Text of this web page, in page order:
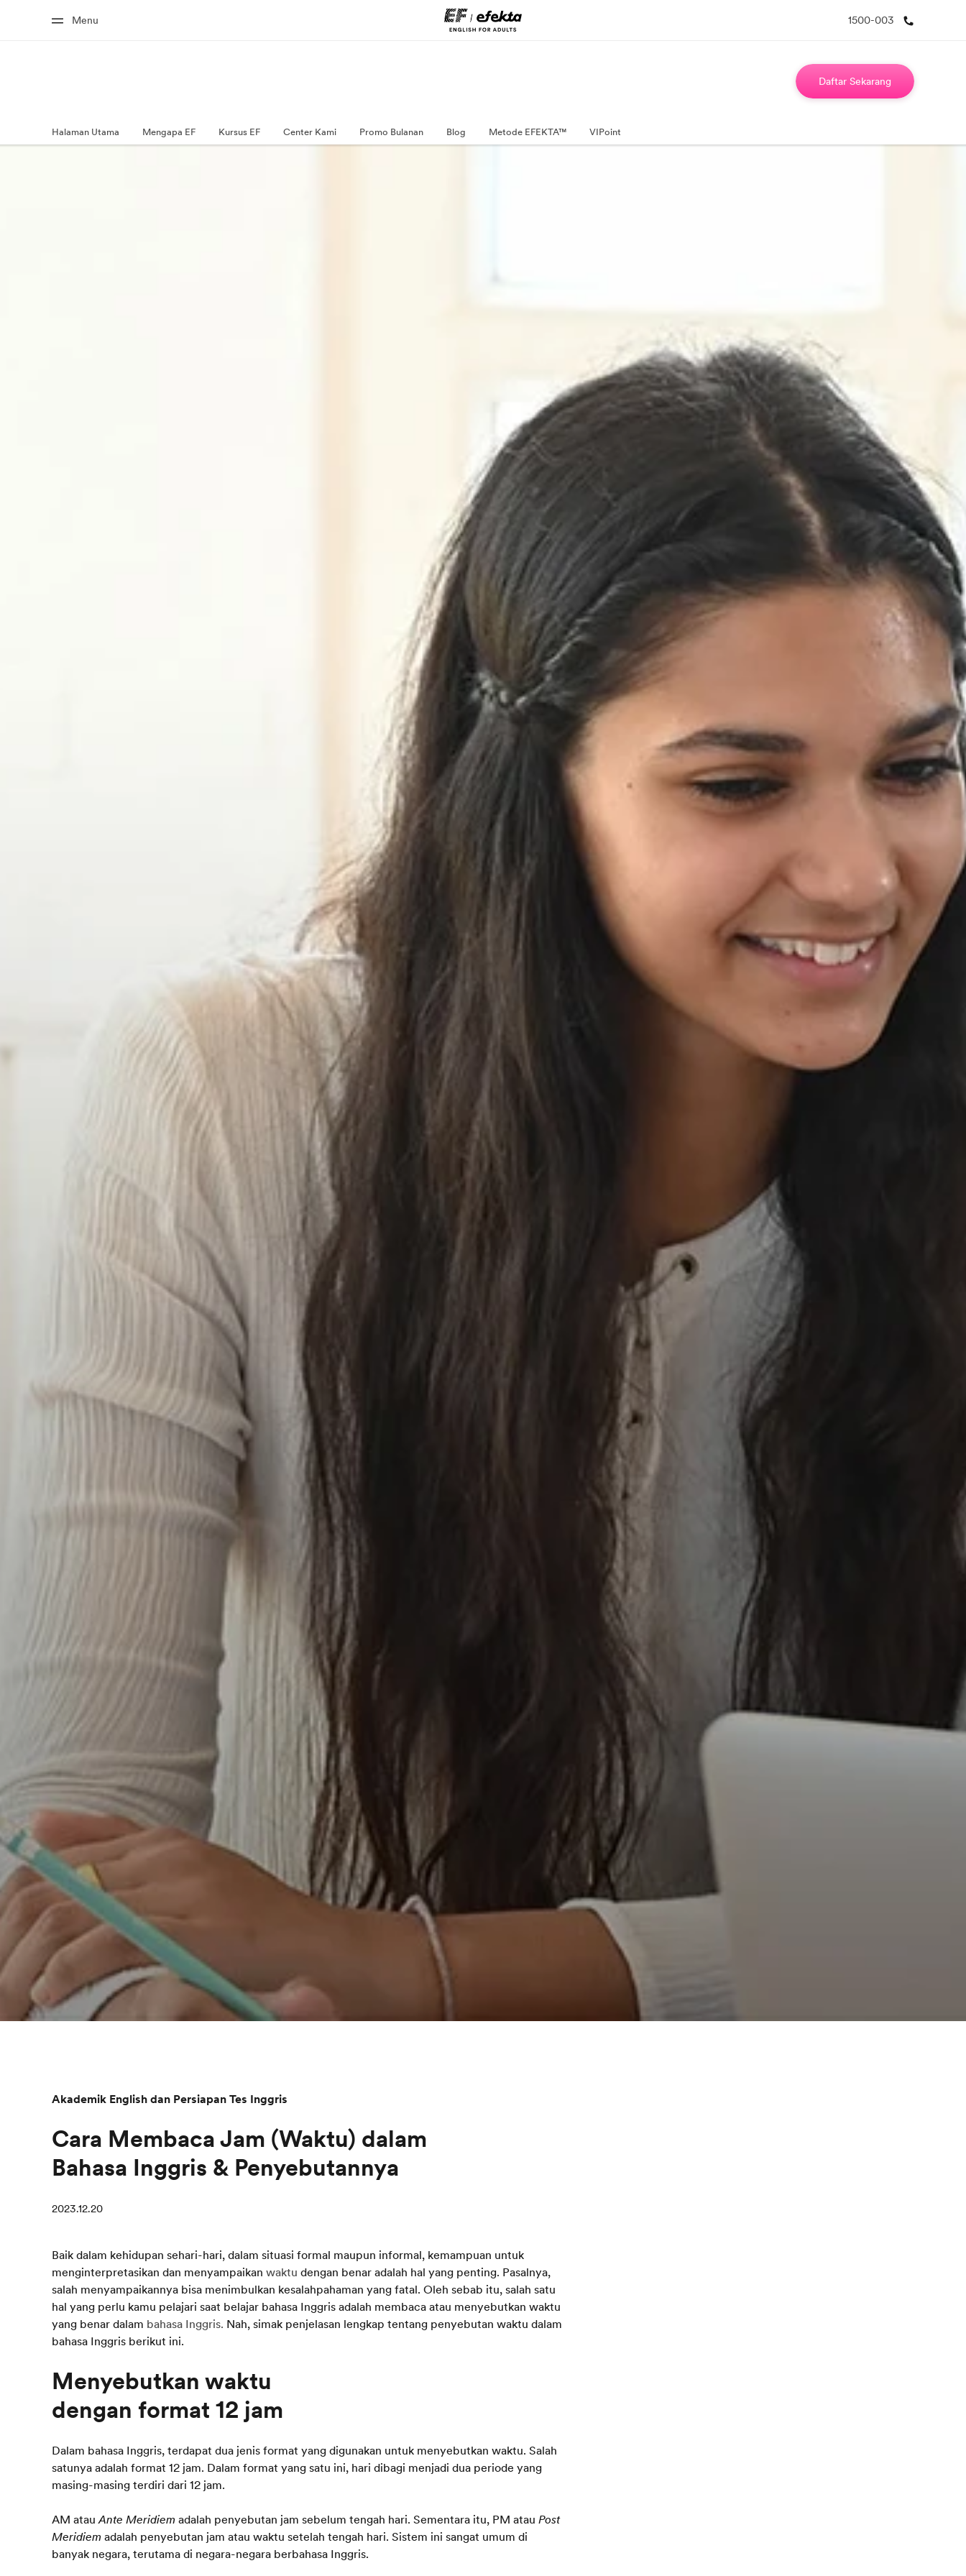
Menu 1500-003
Daftar Sekarang
Halaman Utama Mengapa EF Kursus EF Center Kami Promo Bulanan Blog Metode EFEKTA™ VIPoint
Akademik English dan Persiapan Tes Inggris
Cara Membaca Jam (Waktu) dalam
Bahasa Inggris & Penyebutannya
2023.12.20
Baik dalam kehidupan sehari-hari, dalam situasi formal maupun informal, kemampuan untuk
menginterpretasikan dan menyampaikan waktu dengan benar adalah hal yang penting. Pasalnya,
salah menyampaikannya bisa menimbulkan kesalahpahaman yang fatal. Oleh sebab itu, salah satu
hal yang perlu kamu pelajari saat belajar bahasa Inggris adalah membaca atau menyebutkan waktu
yang benar dalam bahasa Inggris. Nah, simak penjelasan lengkap tentang penyebutan waktu dalam
bahasa Inggris berikut ini.
Menyebutkan waktu
Dalam bahasa Inggris, terdapat dua jenis format yang digunakan untuk menyebutkan waktu. Salah
satunya adalah format 12 jam. Dalam format yang satu ini, hari dibagi menjadi dua periode yang
masing-masing terdiri dari 12 jam.
AM atauAnte Meridiemadalah penyebutan jam sebelum tengah hari. Sementara itu, PM atau Post
Meridiemadalah penyebutan jam atau waktu setelah tengah hari. Sistem ini sangat umum di
banyak negara, terutama di negara-negara berbahasa Inggris.